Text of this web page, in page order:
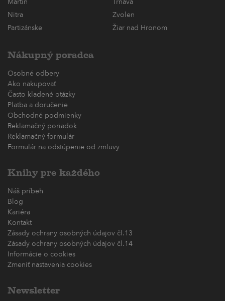
Martin
Trnava
Nitra
Zvolen
Partizánske
Žiar nad Hronom
Nákupný poradca
Osobné odbery
Ako nakupovať
Často kladené otázky
Platba a doručenie
Obchodné podmienky
Reklamačný poriadok
Reklamačný formulár
Formulár na odstúpenie od zmluvy
Knihy pre každého
Náš príbeh
Blog
Kariéra
Kontakt
Zásady ochrany osobných údajov čl.13
Zásady ochrany osobných údajov čl.14
Informácie o cookies
Zmeniť nastavenia cookies
Newsletter